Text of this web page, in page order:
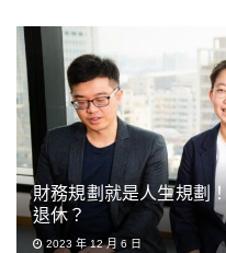
財務規劃就是人生規劃
退休？
2023 年 12 月 6 日